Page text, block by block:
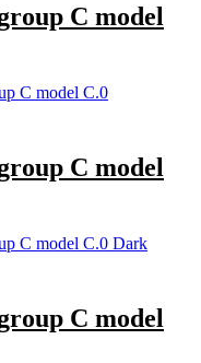
C model
C model
C model